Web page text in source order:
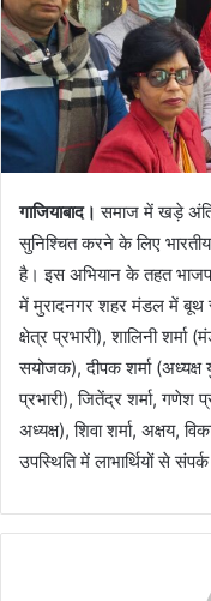
गाजियाबाद। समाज में खड़े
सुनिश्चित करने के लिए भारतीय
है। इस अभियान के तहत
में मुरादनगर शहर मंडल में बूथ
क्षेत्र प्रभारी), शालिनी शर्मा
सयोजक), दीपक शर्मा (अध्यक्ष
प्रभारी), जितेंद्र शर्मा, गणेश
अध्यक्ष), शिवा शर्मा, अक्षय,
उपस्थिति में लाभार्थियों से